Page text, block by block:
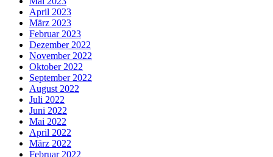
April 2023
März 2023
Februar 2023
Dezember 2022
November 2022
Oktober 2022
September 2022
August 2022
Juli 2022
Juni 2022
Mai 2022
April 2022
März 2022
Februar 2022